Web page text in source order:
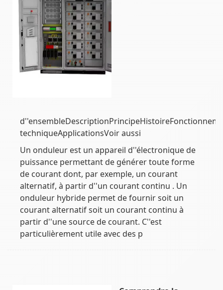
techniqueApplicationsVoir aussi
Un onduleur est un appareil d''électronique de
puissance permettant de générer toute forme
de courant dont, par exemple, un courant
alternatif, à partir d''un courant continu . Un
onduleur hybride permet de fournir soit un
courant alternatif soit un courant continu à
partir d''une source de courant. C''est
particulièrement utile avec des p